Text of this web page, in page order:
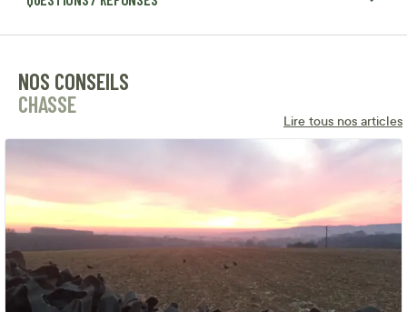
NOS CONSEILS
CHASSE
Lire tous nos articles